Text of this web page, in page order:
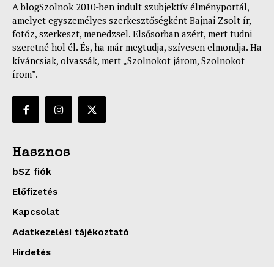
A blogSzolnok 2010-ben indult szubjektív élményportál,
amelyet egyszemélyes szerkesztőségként Bajnai Zsolt ír,
fotóz, szerkeszt, menedzsel. Elsősorban azért, mert tudni
szeretné hol él. És, ha már megtudja, szívesen elmondja. Ha
kíváncsiak, olvassák, mert „Szolnokot járom, Szolnokot
írom”.
Hasznos
bSZ fiók
Előfizetés
Kapcsolat
Adatkezelési tájékoztató
Hirdetés